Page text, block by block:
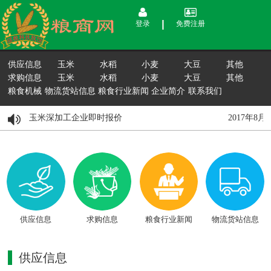
登录 免费注册
供应信息 玉米 水稻 小麦 大豆
其他
求购信息
玉米 水稻 小麦 大豆
其他
粮食机械 物流货站信息 粮食行业新闻 企业简介 联系我们
日国内玉米深加工企业即时报价 2017年8月
供应信息 求购信息 粮食行业新闻 物流货站信息
供应信息